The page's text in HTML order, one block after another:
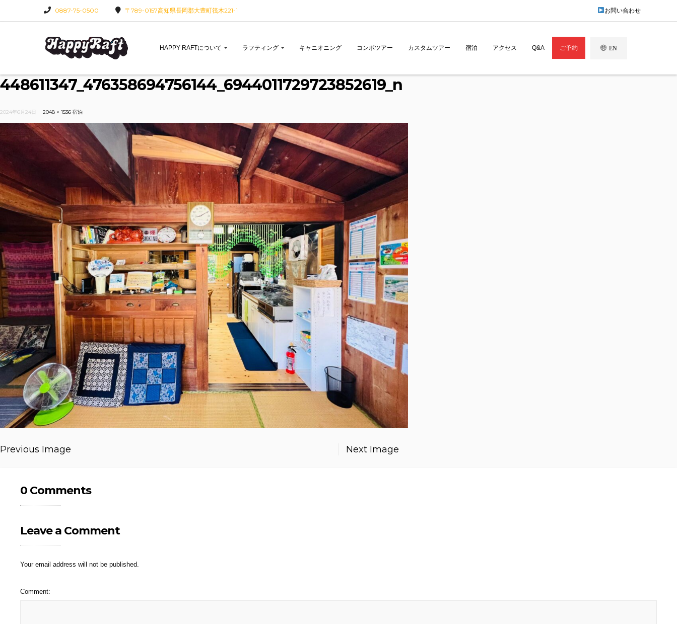
0887-75-0500 〒789-0157高知県長岡郡大豊町筏木221-1 お問い合わせ
HAPPY RAFTについて ラフティング キャニオニング コンボツアー カスタムツアー 宿泊 アクセス Q&A ご予約 EN
448611347_476358694756144_6944011729723852619_n
2024年6月24日 2048 × 1536 宿泊
Previous Image Next Image
0 Comments
Leave a Comment
Your email address will not be published.
Comment: